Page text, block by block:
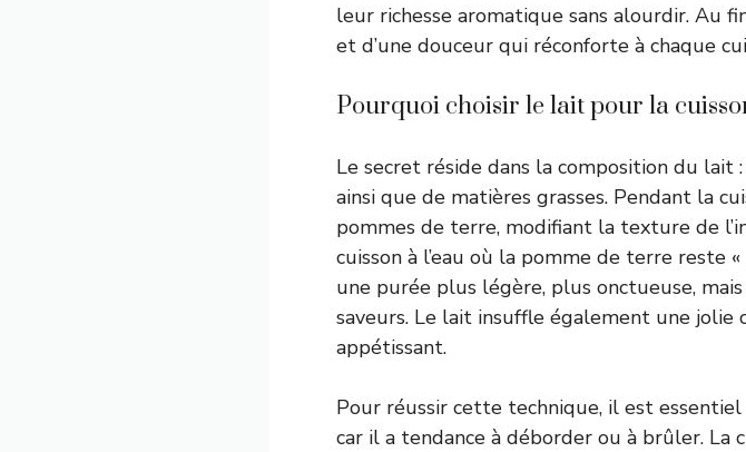
leur richesse aromatique sans alourdir. Au
et d’une douceur qui réconforte à chaque
Pourquoi choisir le lait pour la
Le secret réside dans la composition du
ainsi que de matières grasses. Pendant la
pommes de terre, modifiant la texture de
cuisson à l’eau où la pomme de terre reste
une purée plus légère, plus onctueuse,
saveurs. Le lait insuffle également une jolie
appétissant.
Pour réussir cette technique, il est
car il a tendance à déborder ou à brûler. La